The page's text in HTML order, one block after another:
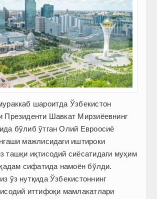
шароитда Ўзбекис­тон
Президенти Шавкат Мирзиёевнинг
бўлиб ўтган Олий Евроосиё
мажлисидаги иштироки
ташқи иқтисодий сиёсатидаги муҳим
қадам сифатида намоён бўлди.
ўз нутқида Ўзбекис­тоннинг
иттифоқи мамлакатлари